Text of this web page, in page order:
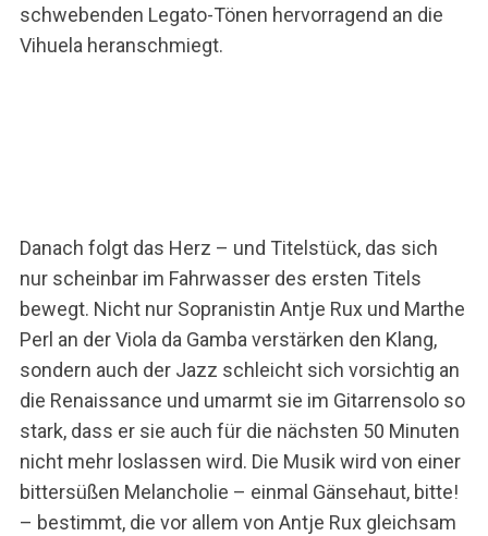
schwebenden Legato-Tönen hervorragend an die
Vihuela heranschmiegt.
Danach folgt das Herz – und Titelstück, das sich
nur scheinbar im Fahrwasser des ersten Titels
bewegt. Nicht nur Sopranistin Antje Rux und Marthe
Perl an der Viola da Gamba verstärken den Klang,
sondern auch der Jazz schleicht sich vorsichtig an
die Renaissance und umarmt sie im Gitarrensolo so
stark, dass er sie auch für die nächsten 50 Minuten
nicht mehr loslassen wird. Die Musik wird von einer
bittersüßen Melancholie – einmal Gänsehaut, bitte!
– bestimmt, die vor allem von Antje Rux gleichsam